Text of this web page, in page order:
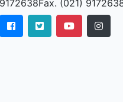
9172638Fax. (021)